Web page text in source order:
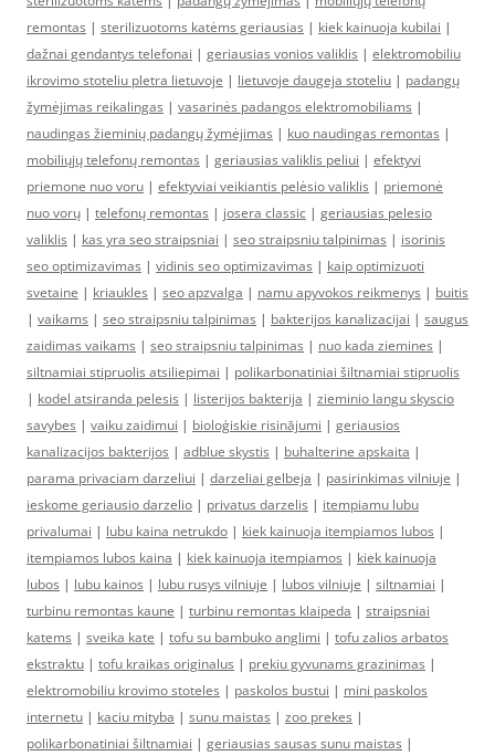
remontas | sterilizuotoms katėms geriausias | kiek kainuoja kubilai |
dažnai gendantys telefonai | geriausias vonios valiklis | elektromobiliu
ikrovimo stoteliu pletra lietuvoje | lietuvoje daugeja stoteliu | padangų
žymėjimas reikalingas | vasarinės padangos elektromobiliams |
naudingas žieminių padangų žymėjimas | kuo naudingas remontas |
mobiliųjų telefonų remontas | geriausias valiklis peliui | efektyvi
priemone nuo voru | efektyviai veikiantis pelėsio valiklis | priemonė
nuo vorų | telefonų remontas | josera classic | geriausias pelesio
valiklis | kas yra seo straipsniai | seo straipsniu talpinimas | isorinis
seo optimizavimas | vidinis seo optimizavimas | kaip optimizuoti
svetaine | kriaukles | seo apzvalga | namu apyvokos reikmenys | buitis
| vaikams | seo straipsniu talpinimas | bakterijos kanalizacijai | saugus
zaidimas vaikams | seo straipsniu talpinimas | nuo kada ziemines |
siltnamiai stipruolis atsiliepimai | polikarbonatiniai šiltnamiai stipruolis
| kodel atsiranda pelesis | listerijos bakterija | zieminio langu skyscio
savybes | vaiku zaidimui | bioloģiskie risinājumi | geriausios
kanalizacijos bakterijos | adblue skystis | buhalterine apskaita |
parama privaciam darzeliui | darzeliai gelbeja | pasirinkimas vilniuje |
ieskome geriausio darzelio | privatus darzelis | itempiamu lubu
privalumai | lubu kaina netrukdo | kiek kainuoja itempiamos lubos |
itempiamos lubos kaina | kiek kainuoja itempiamos | kiek kainuoja
lubos | lubu kainos | lubu rusys vilniuje | lubos vilniuje | siltnamiai |
turbinu remontas kaune | turbinu remontas klaipeda | straipsniai
katems | sveika kate | tofu su bambuko anglimi | tofu zalios arbatos
ekstraktu | tofu kraikas originalus | prekiu gyvunams grazinimas |
elektromobiliu krovimo stoteles | paskolos bustui | mini paskolos
internetu | kaciu mityba | sunu maistas | zoo prekes |
polikarbonatiniai šiltnamiai | geriausias sausas sunu maistas |